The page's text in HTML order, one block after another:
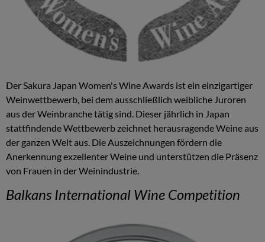
Der Sakura Japan Women's Wine Awards ist ein einzigartiger
Weinwettbewerb, bei dem ausschließlich weibliche Juroren
aus der Weinbranche tätig sind. Dieser jährlich in Japan
stattfindende Wettbewerb zeichnet herausragende Weine aus
der ganzen Welt aus. Die Auszeichnungen fördern die
Anerkennung exzellenter Weine und unterstützen die Präsenz
von Frauen in der Weinindustrie.
Balkans International Wine Competition